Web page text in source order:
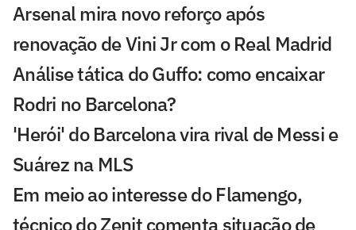
Arsenal mira novo reforço após
renovação de Vini Jr com o Real Madrid
Análise tática do Guffo: como encaixar
Rodri no Barcelona?
'Herói' do Barcelona vira rival de Messi e
Suárez na MLS
Em meio ao interesse do Flamengo,
técnico do Zenit comenta situação de